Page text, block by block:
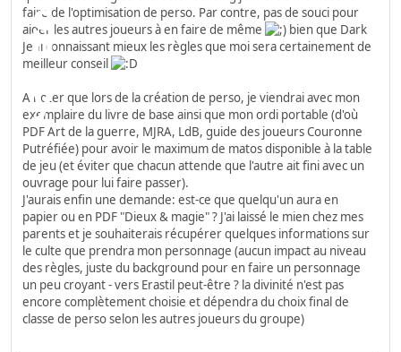
faire de l'optimisation de perso. Par contre, pas de souci pour
aider les autres joueurs à en faire de même
bien que Dark
Jedi connaissant mieux les règles que moi sera certainement de
meilleur conseil
A noter que lors de la création de perso, je viendrai avec mon
exemplaire du livre de base ainsi que mon ordi portable (d'où
PDF Art de la guerre, MJRA, LdB, guide des joueurs Couronne
Putréfiée) pour avoir le maximum de matos disponible à la table
de jeu (et éviter que chacun attende que l'autre ait fini avec un
ouvrage pour lui faire passer).
J'aurais enfin une demande: est-ce que quelqu'un aura en
papier ou en PDF "Dieux & magie" ? J'ai laissé le mien chez mes
parents et je souhaiterais récupérer quelques informations sur
le culte que prendra mon personnage (aucun impact au niveau
des règles, juste du background pour en faire un personnage
un peu croyant - vers Erastil peut-être ? la divinité n'est pas
encore complètement choisie et dépendra du choix final de
classe de perso selon les autres joueurs du groupe)